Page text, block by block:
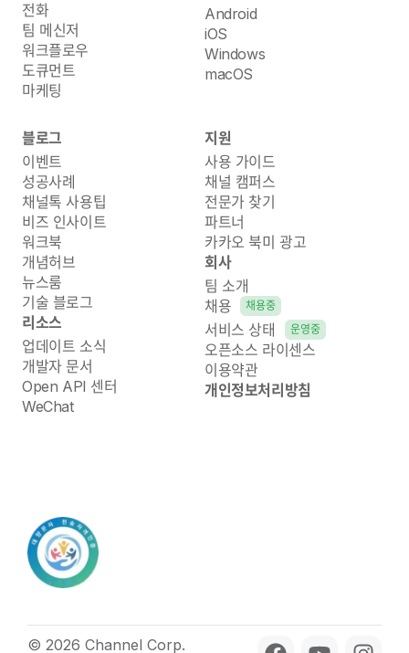
전화
팀 메신저
워크플로우
도큐먼트
마케팅
Android
iOS
Windows
macOS
블로그
이벤트
성공사례
채널톡 사용팁
비즈 인사이트
워크북
개념허브
뉴스룸
기술 블로그
리소스
업데이트 소식
개발자 문서
Open API 센터
WeChat
지원
사용 가이드
채널 캠퍼스
전문가 찾기
파트너
카카오 북미 광고
회사
팀 소개
채용
채용중
서비스 상태 운영중
오픈소스 라이센스
이용약관
개인정보처리방침
© 2026 Channel Corp.